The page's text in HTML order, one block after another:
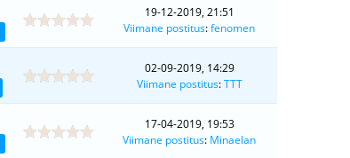
19-12-2019, 21:51
Viimane postitus:fenomen
02-09-2019, 14:29
Viimane postitus:TTT
17-04-2019, 19:53
Viimane postitus: Minaelan